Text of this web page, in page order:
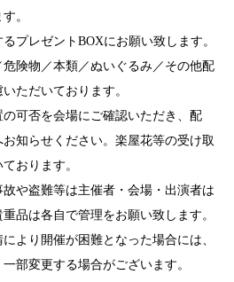
。
プレゼントBOXにお願い致します。
険物／本類／ぬいぐるみ／その他配
ただいております。
可否を会場にご確認いただき、配
知らせください。楽屋花等の受け取
おります。
や盗難等は主催者・会場・出演者は
品は各自で管理をお願い致します。
より開催が困難となった場合には、
部変更する場合がございます。